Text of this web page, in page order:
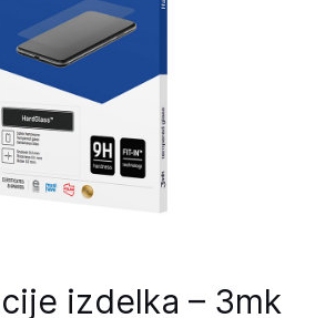
izdelka – 3mk